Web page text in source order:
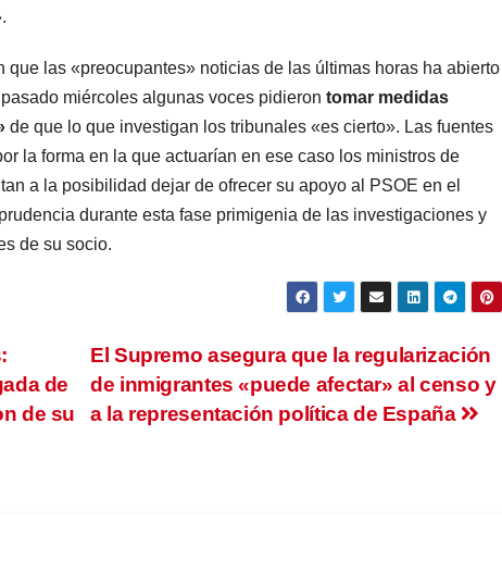
las «preocupantes» noticias de las últimas horas ha abierto
miércoles algunas voces pidieron tomar medidas
de que lo que investigan los tribunales «es cierto». Las fuentes
la forma en la que actuarían en ese caso los ministros de
a la posibilidad dejar de ofrecer su apoyo al PSOE en el
durante esta fase primigenia de las investigaciones y
de su socio.
El Supremo asegura que la regularización
de inmigrantes «puede afectar» al censo y
a la representación política de España
de
de su